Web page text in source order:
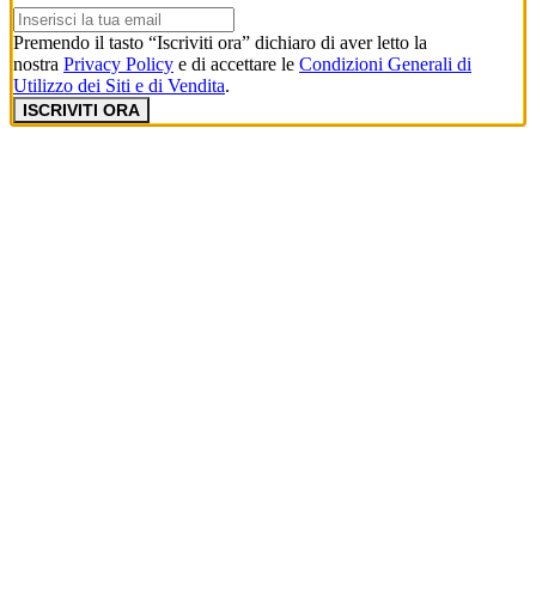
Premendo il tasto “Iscriviti ora” dichiaro di aver letto la
nostra Privacy Policy e di accettare le Condizioni Generali di
Utilizzo dei Siti e di Vendita.
ISCRIVITI ORA